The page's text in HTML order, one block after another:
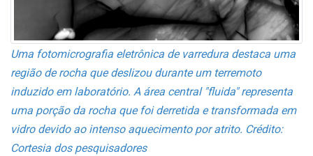
Uma fotomicrografia eletrônica de varredura destaca uma
região de rocha que deslizou durante um terremoto
induzido em laboratório. A área central "fluida" representa
uma porção da rocha que foi derretida e transformada em
vidro devido ao intenso aquecimento por atrito. Crédito:
Cortesia dos pesquisadores